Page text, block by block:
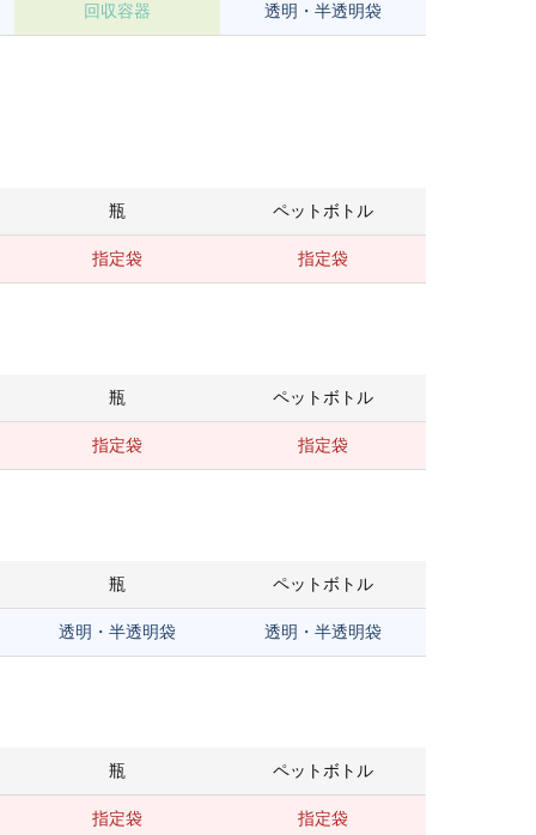
回収容器 透明・半透明袋
瓶
指定袋
ペットボトル
指定袋
瓶
指定袋
ペットボトル
指定袋
瓶
透明・半透明袋
ペットボトル
透明・半透明袋
瓶
指定袋
ペットボトル
指定袋